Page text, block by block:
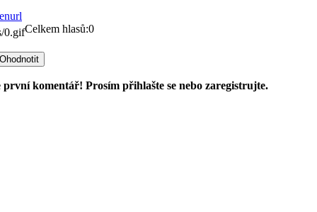
Celkem hlasů:0
první komentář! Prosím přihlašte se nebo zaregistrujte.